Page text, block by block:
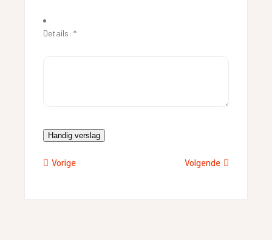
Details:*
Handig verslag
Vorige Volgende